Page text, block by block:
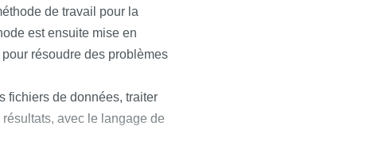
de travail pour la
est ensuite mise en
résoudre des problèmes
fichiers de données, traiter
avec le langage de